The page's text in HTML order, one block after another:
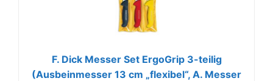
F. Dick Messer Set ErgoGrip 3-teilig
(Ausbeinmesser 13 cm „flexibel“, A. Messer